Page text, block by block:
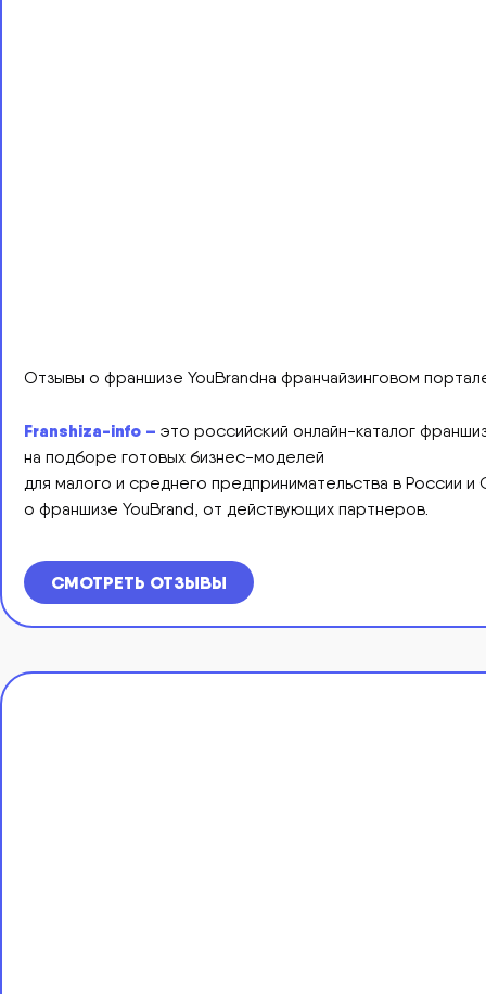
Отзывы о франшизе YouBrandна франчайзинговом
Franshiza-info – это российский онлайн-каталог
на подборе готовых бизнес-моделей
для малого и среднего предпринимательства в России
о франшизе YouBrand, от действующих партнеров.
СМОТРЕТЬ ОТЗЫВЫ